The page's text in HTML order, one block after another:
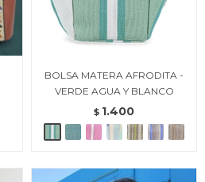
BOLSA MATERA AFRODITA -
VERDE AGUA Y BLANCO
$ 1.400